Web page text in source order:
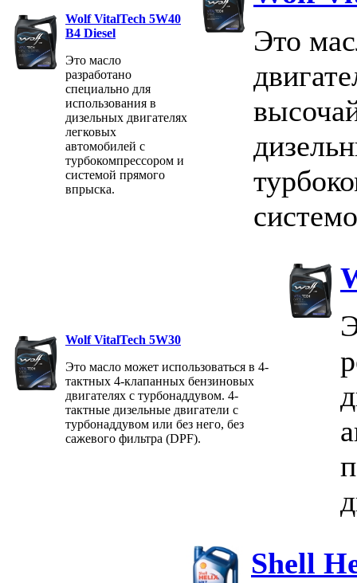
Wolf VitalTech 5W40
B4 Diesel
Это масло
разработано
специально для
использования в
дизельных двигателях
легковых
автомобилей с
турбокомпрессором и
системой прямого
впрыска.
Это
Wolf VitalTech 5W30
Это масло может использоваться в 4-
тактных 4-клапанных бензиновых
двигателях с турбонаддувом. 4-
тактные дизельные двигатели с
турбонаддувом или без него, без
сажевого фильтра (DPF).
Shell